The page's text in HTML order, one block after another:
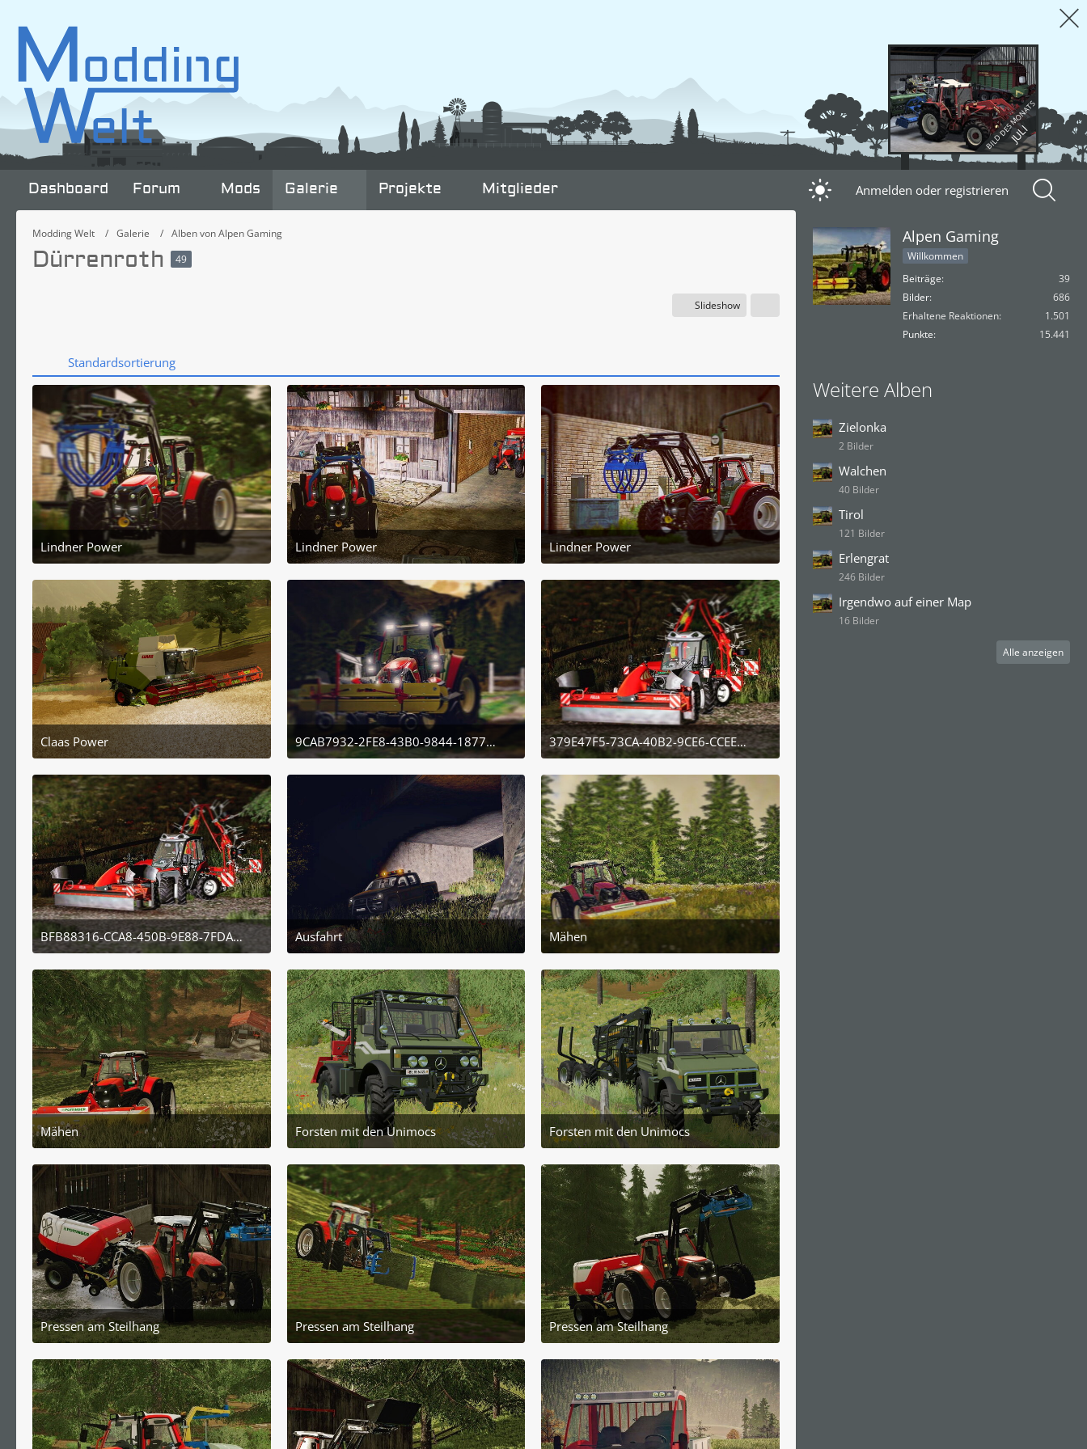
BILD DES MONATS
JULI
Dashboard Forum Mods Galerie Projekte Mitglieder Anmelden oder registrieren
Modding Welt Galerie Alben von Alpen Gaming
Dürrenroth 49
Slideshow
Standardsortierung
Lindner Power
2. November 2022 um 21:09
3
Lindner Power
2. November 2022 um 21:09
6
Lindner Power
2. November 2022 um 21:09
6
Claas Power
2. November 2022 um 21:09
2
9CAB7932-2FE8-43B0-9844-1877E8F378A7
4. November 2022 um 23:15
2
379E47F5-73CA-40B2-9CE6-CCEE12FE5DB1
4. November 2022 um 23:15
1
BFB88316-CCA8-450B-9E88-7FDA0C92A90A
4. November 2022 um 23:15
2
Ausfahrt
5. November 2022 um 15:54
1
Mähen
5. November 2022 um 21:30
2
Mähen
5. November 2022 um 21:30
2
Forsten mit den Unimocs
11. November 2022 um 20:48
2
Forsten mit den Unimocs
11. November 2022 um 20:48
2
Pressen am Steilhang
14. November 2022 um 21:04
4
Pressen am Steilhang
14. November 2022 um 21:04
2
Pressen am Steilhang
14. November 2022 um 21:04
4
Alpen Gaming
Willkommen
Beiträge
39
Bilder
686
Erhaltene Reaktionen
1.501
Punkte
15.441
Weitere Alben
Zielonka
2 Bilder
Walchen
40 Bilder
Tirol
121 Bilder
Erlengrat
246 Bilder
Irgendwo auf einer Map
16 Bilder
Alle anzeigen